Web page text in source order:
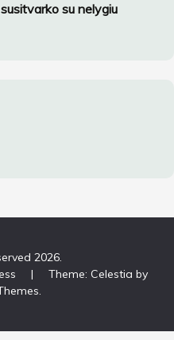
su nelygiu
2026.
|
Theme: Celestia by
.